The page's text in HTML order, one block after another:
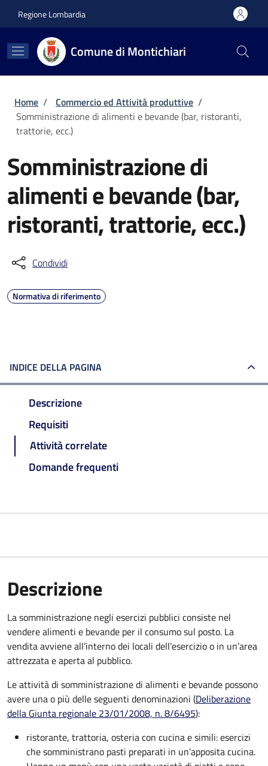
Regione Lombardia
Comune di Montichiari
Briciole di pane
Home / Commercio ed Attività produttive /
Somministrazione di alimenti e bevande (bar, ristoranti,
trattorie, ecc.)
Somministrazione di
alimenti e bevande (bar,
ristoranti, trattorie, ecc.)
Condividi
Normativa di riferimento
INDICE DELLA PAGINA
Descrizione
Requisiti
Attività correlate
Domande frequenti
Descrizione
La somministrazione negli esercizi pubblici consiste nel
vendere alimenti e bevande per il consumo sul posto. La
vendita avviene all’interno dei locali dell’esercizio o in un’area
attrezzata e aperta al pubblico.
Le attività di somministrazione di alimenti e bevande possono
avere una o più delle seguenti denominazioni (Deliberazione
della Giunta regionale 23/01/2008, n. 8/6495):
ristorante, trattoria, osteria con cucina e simili: esercizi
che somministrano pasti preparati in un’apposita cucina.